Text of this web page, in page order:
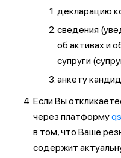
декларацию
сведения
об активах и
супруги
анкету
Если Вы
через платформу
в том, что Ваше
содержит